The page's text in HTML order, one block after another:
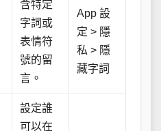
含特定
字詞或
表情符
號的留
言。
App 設
定 > 隱
私 > 隱
藏字詞
設定誰
可以在